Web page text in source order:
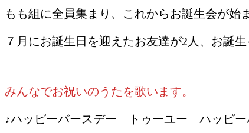
もも組に全員集まり、これからお誕生会が始
７月にお誕生日を迎えたお友達が2人、お誕生
みんなでお祝いのうたを歌います。
♪ハッピーバースデー トゥーユー ハッピ